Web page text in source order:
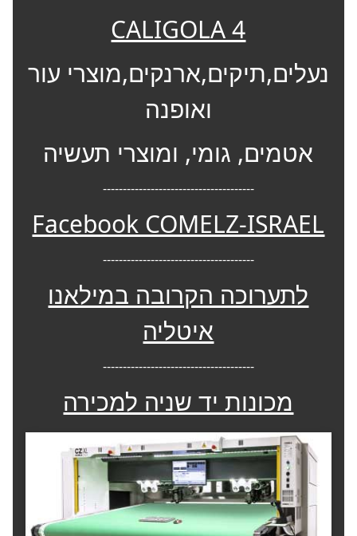
CALIGOLA 4
נעלים,תיקים,ארנקים,מוצרי עור
ואופנה
אטמים, גומי, ומוצרי תעשיה
--------------------------------------
Facebook COMELZ-ISRAEL
--------------------------------------
לתערוכה הקרובה במילאנו
איטליה
--------------------------------------
מכונות יד שניה למכירה